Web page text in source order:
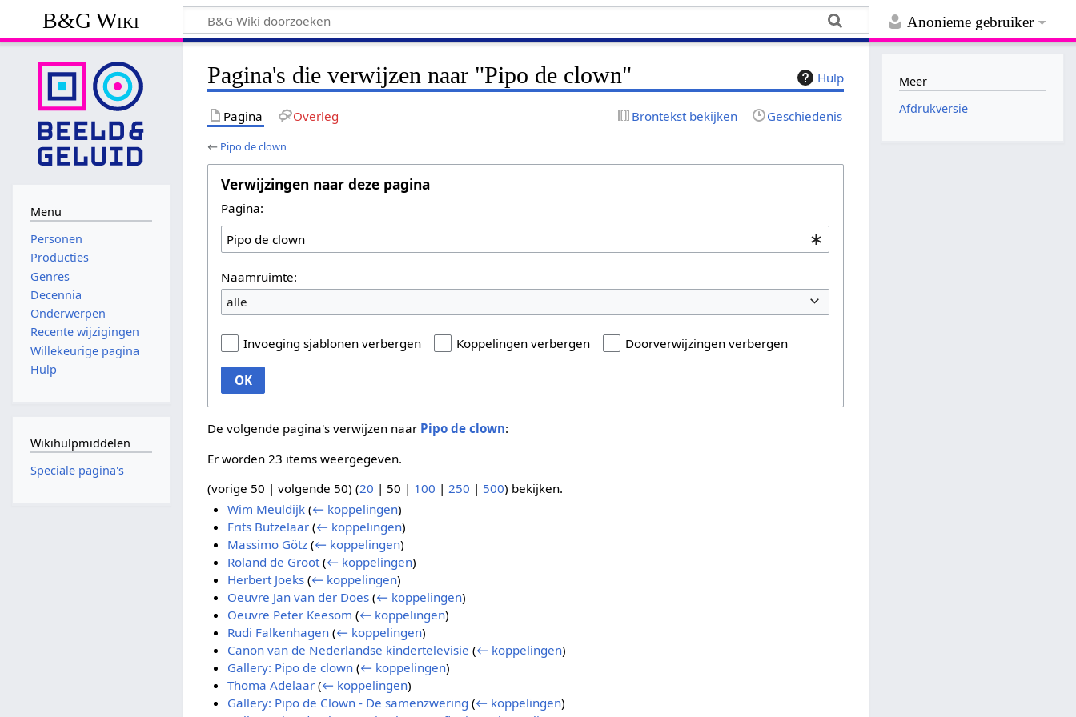
Anonieme gebruiker
B&G Wiki
Hulp
Pagina's die verwijzen naar "Pipo de clown"
Pagina Overleg Brontekst bekijken Geschiedenis
← Pipo de clown
Verwijzingen naar deze pagina
Pagina:
Naamruimte:
alle
Invoeging sjablonen verbergen Koppelingen verbergen Doorverwijzingen verbergen
OK
De volgende pagina's verwijzen naar Pipo de clown:
Er worden 23 items weergegeven.
(vorige 50 |volgende 50) (20 | 50 | 100 | 250 | 500) bekijken.
Wim Meuldijk (← koppelingen)
Frits Butzelaar (← koppelingen)
Massimo Götz (← koppelingen)
Roland de Groot (← koppelingen)
Herbert Joeks (← koppelingen)
Oeuvre Jan van der Does (← koppelingen)
Oeuvre Peter Keesom (← koppelingen)
Rudi Falkenhagen (← koppelingen)
Canon van de Nederlandse kindertelevisie (← koppelingen)
Gallery: Pipo de clown (← koppelingen)
Thoma Adelaar (← koppelingen)
Gallery: Pipo de Clown - De samenzwering (← koppelingen)
Menu
Personen
Producties
Genres
Decennia
Onderwerpen
Recente wijzigingen
Willekeurige pagina
Hulp
Wikihulpmiddelen
Speciale pagina's
Meer
Afdrukversie